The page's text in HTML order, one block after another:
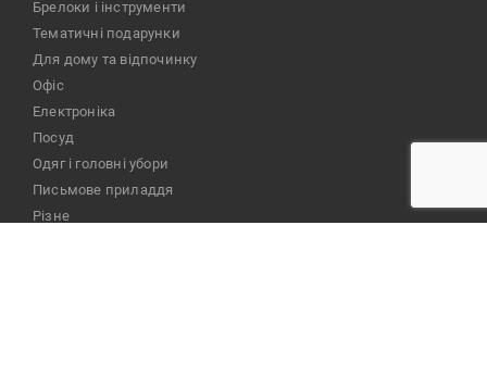
брелоки і інструменти
тематичні подарунки
для дому та відпочинку
офіс
електроніка
посуд
одяг і головні убори
письмове приладдя
різне